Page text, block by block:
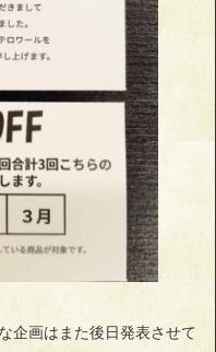
企画はまた後日発表させて